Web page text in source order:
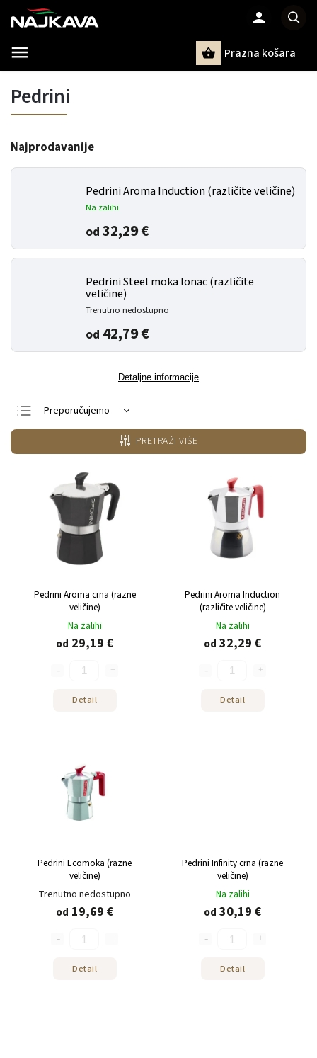
Prazna košara
Pedrini
Najprodavanije
Pedrini Aroma Induction (različite veličine)
Na zalihi
od 32,29 €
Pedrini Steel moka lonac (različite
veličine)
Trenutno nedostupno
od 42,79 €
Detaljne informacije
Preporučujemo
Najjeftiniji
Najskuplji
Najprodavanije
Po abecedi
PRETRAŽI VIŠE
Pedrini Aroma crna (razne
veličine)
Na zalihi
od 29,19 €
Detail
Pedrini Aroma Induction
(različite veličine)
Na zalihi
od 32,29 €
Detail
Pedrini Ecomoka (razne
veličine)
Trenutno nedostupno
od 19,69 €
Detail
Pedrini Infinity crna (razne
veličine)
Na zalihi
od 30,19 €
Detail